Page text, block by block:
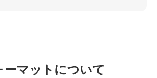
ーマットについて